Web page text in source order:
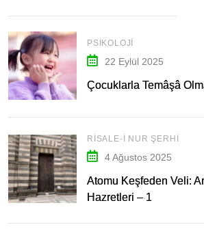
PSIKOLOJI
22 Eylül 2025
Çocuklarla Temâşâ
RISALE-I NUR ŞERHI
4 Ağustos 2025
Atomu Keşfeden Veli:
Hazretleri – 1